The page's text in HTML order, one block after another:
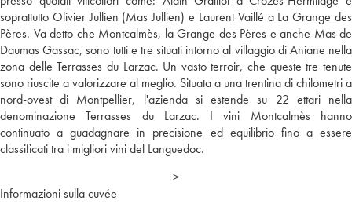
soprattutto Olivier Jullien (Mas Jullien) e Laurent Vaillé a La Grange des
Pères. Va detto che Montcalmès, la Grange des Pères e anche Mas de
Daumas Gassac, sono tutti e tre situati intorno al villaggio di Aniane nella
zona delle Terrasses du Larzac. Un vasto terroir, che queste tre tenute
sono riuscite a valorizzare al meglio. Situata a una trentina di chilometri a
nord-ovest di Montpellier, l'azienda si estende su 22 ettari nella
denominazione Terrasses du Larzac. I vini Montcalmès hanno
continuato a guadagnare in precisione ed equilibrio fino a essere
classificati tra i migliori vini del Languedoc.
>
Informazioni sulla cuvée